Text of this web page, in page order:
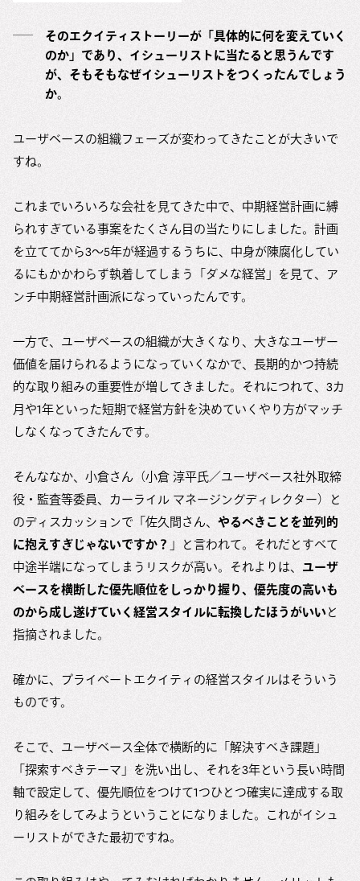
そのエクイティストーリーが「具体的に何を変えていく
のか」であり、イシューリストに当たると思うんです
が、そもそもなぜイシューリストをつくったんでしょう
か。
ユーザベースの組織フェーズが変わってきたことが大きいで
すね。
これまでいろいろな会社を見てきた中で、中期経営計画に縛
られすぎている事案をたくさん目の当たりにしました。計画
を立ててから3〜5年が経過するうちに、中身が陳腐化してい
るにもかかわらず執着してしまう「ダメな経営」を見て、ア
ンチ中期経営計画派になっていったんです。
一方で、ユーザベースの組織が大きくなり、大きなユーザー
価値を届けられるようになっていくなかで、長期的かつ持続
的な取り組みの重要性が増してきました。それにつれて、3カ
月や1年といった短期で経営方針を決めていくやり方がマッチ
しなくなってきたんです。
そんななか、小倉さん（小倉 淳平氏／ユーザベース社外取締
役・監査等委員、カーライル マネージングディレクター）と
のディスカッションで「佐久間さん、 やるべきことを並列的
に抱えすぎじゃないですか？ 」と言われて。それだとすべて
中途半端になってしまうリスクが高い。それよりは、 ユーザ
ベースを横断した優先順位をしっかり握り、優先度の高いも
のから成し遂げていく経営スタイルに転換したほうがいいと
指摘されました。
確かに、プライベートエクイティの経営スタイルはそういう
ものです。
そこで、ユーザベース全体で横断的に「解決すべき課題」
「探索すべきテーマ」を洗い出し、それを3年という長い時間
軸で設定して、優先順位をつけて1つひとつ確実に達成する取
り組みをしてみようということになりました。これがイシュ
ーリストができた最初ですね。